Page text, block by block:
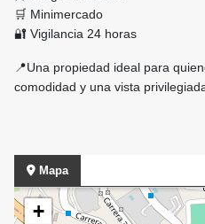
🛒 Minimercado
🔐 Vigilancia 24 horas
📍Una propiedad ideal para
comodidad y una vista
Mapa
+